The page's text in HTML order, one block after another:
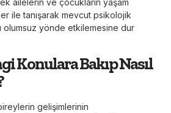
ile tanışarak mevcut psikolojik
olumsuz yönde etkilemesine dur
Konulara Bakıp Nasıl
gelişimlerinin